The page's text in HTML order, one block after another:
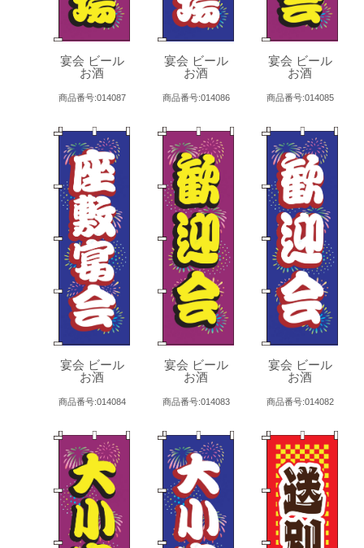
宴会 ビール
お酒
商品番号:014087
宴会 ビール
お酒
商品番号:014086
宴会 ビール
お酒
商品番号:014085
宴会 ビール
お酒
商品番号:014084
宴会 ビール
お酒
商品番号:014083
宴会 ビール
お酒
商品番号:014082